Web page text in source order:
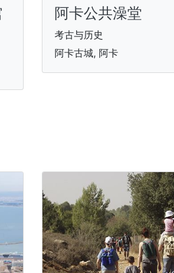
阿卡公共澡堂
考古与历史
阿卡古城, 阿卡